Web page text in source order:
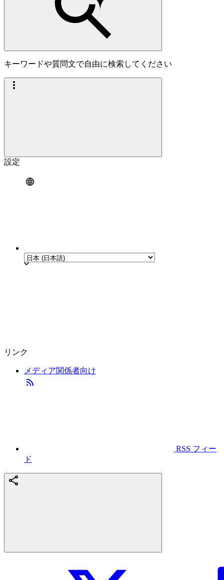
キーワードや質問文で自由に検索してください
設定
リンク
メディア関係者向け
RSS フィー
ド